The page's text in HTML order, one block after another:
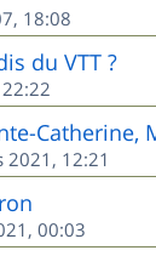
18:08
du VTT ?
Catherine,
2021, 12:21
00:03